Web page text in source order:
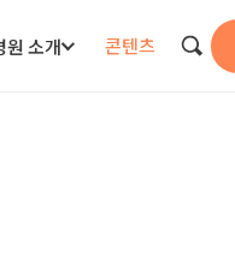
원 소개 콘텐츠